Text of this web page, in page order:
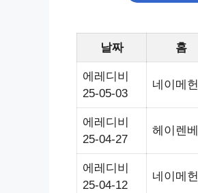
날짜 홈
에레디비
25-05-03
네이메헌
에레디비
25-04-27
헤이렌베
에레디비
25-04-12
네이메헌